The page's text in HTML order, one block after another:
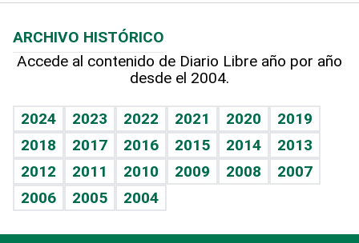
Hablando con el pediatra
Vida y familia
Eñe
Celebrando la vida
Sin complejos
En pocas palabras
Línea de hit
TBT Deportivo
Hecho en casa
Guía del dinero
Cumpleaños
Horóscopos
Crucigramas
ARCHIVO HISTÓRICO
Accede al contenido de Diario Libre año por año
desde el 2004.
2024 2023 2022 2021 2020
2019
2018
2017 2016 2015 2014
2013
2012
2011 2010 2009 2008
2007
2006
2005 2004